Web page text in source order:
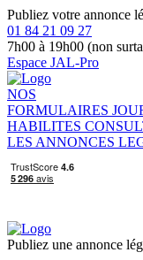
Publiez votre annonce
01 84 21 09 27
7h00 à 19h00 (non
Espace JAL-Pro
NOS
FORMULAIRES
HABILITES
LES ANNONCES
Publiez une annonce